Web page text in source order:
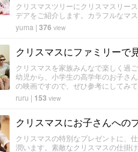
クリスマスツリーにクリスマスリー
デアをご紹介します。カラフルなマ
yuma | 376 view
クリスマスにファミリーで
クリスマスを家族みんなで楽しく過
幼児から、小学生の高学年のお子さ
の映画ですので、ぜひ参考にしてみて
ruru | 153 view
クリスマスにお子さんへの
クリスマスの特別なプレゼントに、
潤います。素敵なクリスマスの仕掛